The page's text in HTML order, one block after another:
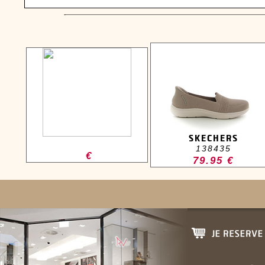
€
SKECHERS
138435
79.95 €